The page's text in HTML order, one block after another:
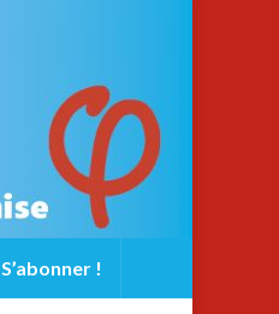
S’abonner !